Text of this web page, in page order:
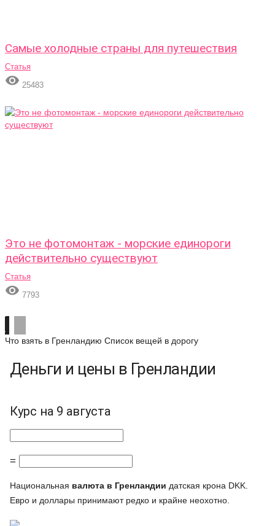
Самые холодные страны для путешествия
Статья
 25483
Это не фотомонтаж - морские единороги
действительно существуют
Статья
 7793
Что взять в Гренландию Список вещей в дорогу
Деньги и цены в Гренландии
Курс на 9 августа
=
Национальная валюта в Гренландии датская крона DKK.
Евро и доллары принимают редко и крайне неохотно.